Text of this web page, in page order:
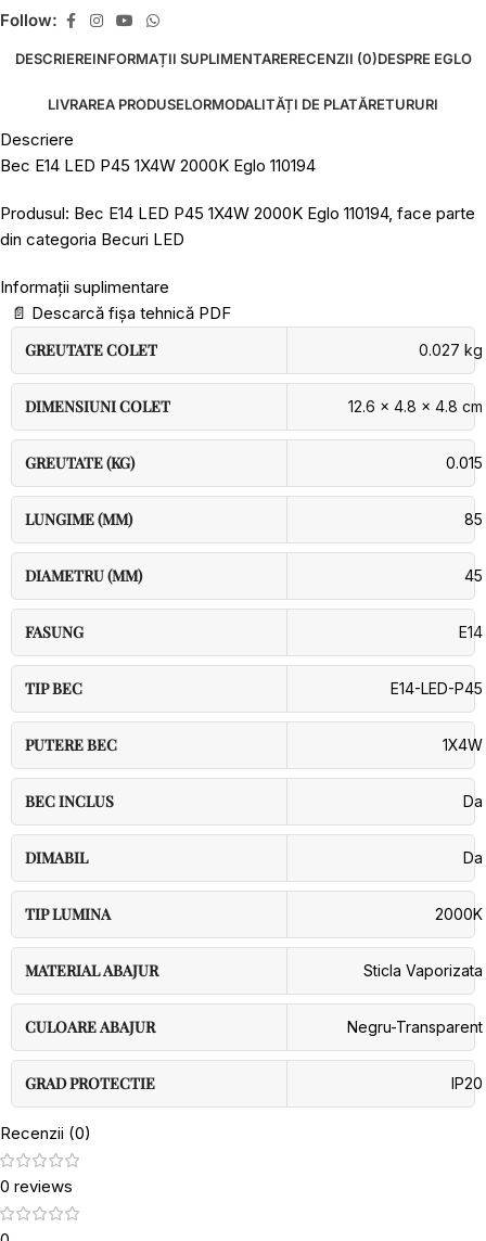
Follow:
DESCRIEREINFORMAȚII SUPLIMENTARERECENZII (0)DESPRE EGLO
LIVRAREA PRODUSELORMODALITĂȚI DE PLATĂRETURURI
Descriere
Bec E14 LED P45 1X4W 2000K Eglo 110194
Produsul: Bec E14 LED P45 1X4W 2000K Eglo 110194, face parte
din categoria Becuri LED
Informații suplimentare
📄 Descarcă fișa tehnică PDF
GREUTATE COLET
0.027 kg
DIMENSIUNI COLET 12.6 × 4.8 × 4.8 cm
GREUTATE (KG) 0.015
LUNGIME (MM) 85
DIAMETRU (MM) 45
FASUNG E14
TIP BEC E14-LED-P45
PUTERE BEC 1X4W
BEC INCLUS Da
DIMABIL Da
TIP LUMINA 2000K
MATERIAL ABAJUR Sticla Vaporizata
CULOARE ABAJUR Negru-Transparent
GRAD PROTECTIE IP20
Recenzii (0)
0 reviews